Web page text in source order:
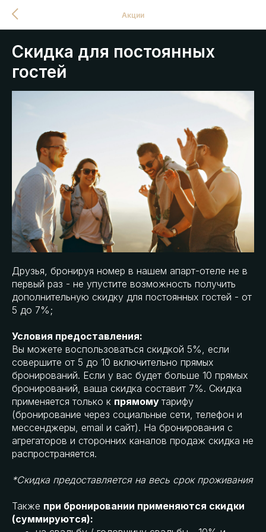
Акции
Скидка для постоянных
гостей
Друзья, бронируя номер в нашем апарт-отеле не в
первый раз - не упустите возможность получить
дополнительную скидку для постоянных гостей - от
5 до 7%;
Условия предоставления:
Вы можете воспользоваться скидкой 5%, если
совершите от 5 до 10 включительно прямых
бронирований. Если у вас будет больше 10 прямых
бронирований, ваша скидка составит 7%. Скидка
применяется только к прямому тарифу
(бронирование через социальные сети, телефон и
мессенджеры, email и сайт). На бронирования с
агрегаторов и сторонних каналов продаж скидка не
распространяется.
*Скидка предоставляется на весь срок проживания
Также при бронировании применяются скидки
(суммируются):